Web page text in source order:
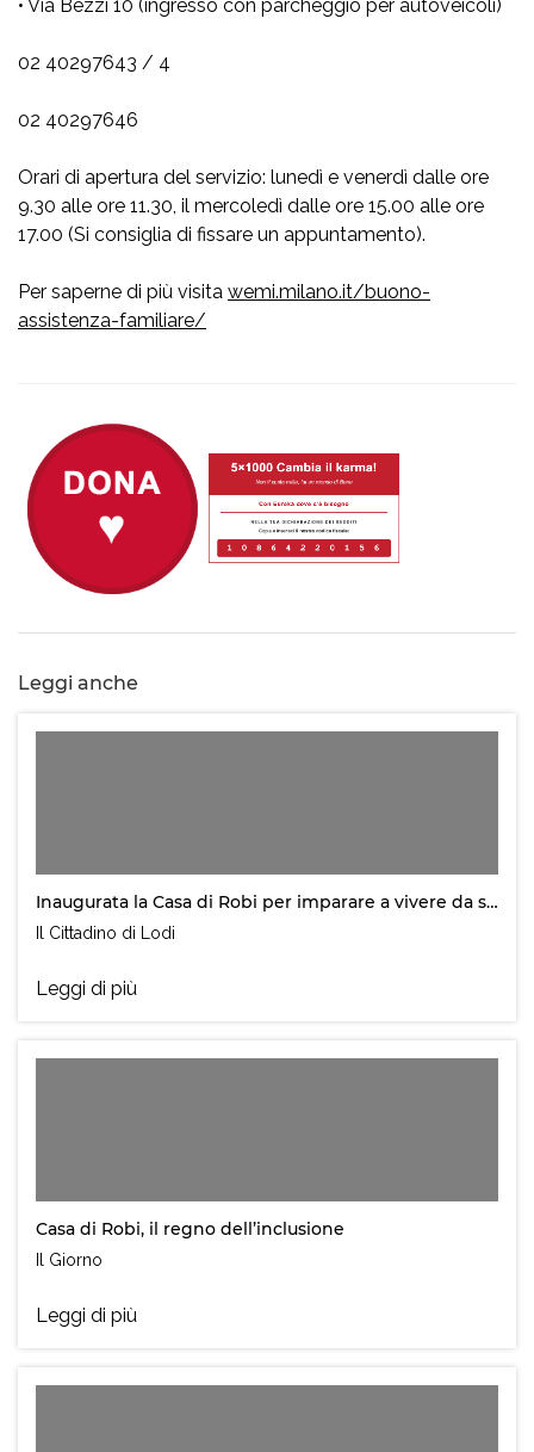
• Via Bezzi 10 (ingresso con parcheggio per autoveicoli)
02 40297643 / 4
02 40297646
Orari di apertura del servizio: lunedì e venerdì dalle ore
9.30 alle ore 11.30, il mercoledì dalle ore 15.00 alle ore
17.00 (Si consiglia di fissare un appuntamento).
Per saperne di più visita wemi.milano.it/buono-
assistenza-familiare/
Leggi anche
Inaugurata la Casa di Robi per imparare a vivere da soli
Il Cittadino di Lodi
Leggi di più
Casa di Robi, il regno dell’inclusione
Il Giorno
Leggi di più